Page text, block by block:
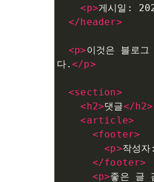
<p>게시일:
</header>
<p>이것은 블로그
다. </p>
<section>
<h2>댓글</h2>
<article>
<footer>
<p>작성
</footer>
<p>좋은 글